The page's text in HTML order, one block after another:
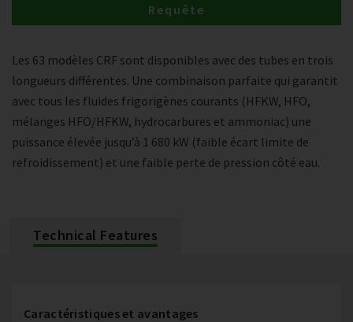
Les 63 modèles CRF sont disponibles avec des tubes en trois
longueurs différentes. Une combinaison parfaite qui garantit
avec tous les fluides frigorigènes courants (HFKW, HFO,
mélanges HFO/HFKW, hydrocarbures et ammoniac) une
puissance élevée jusqu’à 1 680 kW (faible écart limite de
refroidissement) et une faible perte de pression côté eau.
Requête
Technical Features
Caractéristiques et avantages